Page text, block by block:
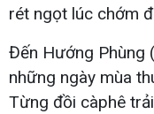
rét ngọt lúc chớm
Đến Hướng Phùng
những ngày mùa
Từng đồi càphê